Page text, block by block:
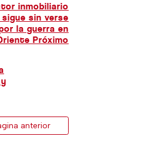
inmobiliario
sin verse
la guerra en
Próximo
anterior